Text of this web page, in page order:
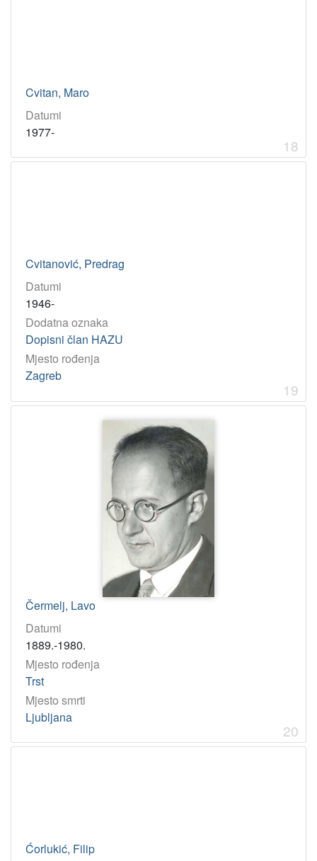
Cvitan, Maro
Datumi
1977-
18
Cvitanović, Predrag
Datumi
1946-
Dodatna oznaka
Dopisni član HAZU
Mjesto rođenja
Zagreb
19
Čermelj, Lavo
Datumi
1889.-1980.
Mjesto rođenja
Trst
Mjesto smrti
Ljubljana
20
Ćorlukić, Filip